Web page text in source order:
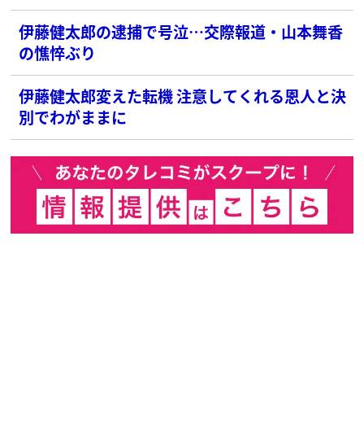
伊藤健太郎の逮捕で号泣…交際報道・山本舞香
の憔悴ぶり
伊藤健太郎変えた転機 注意してくれる恩人と決
別でわがままに